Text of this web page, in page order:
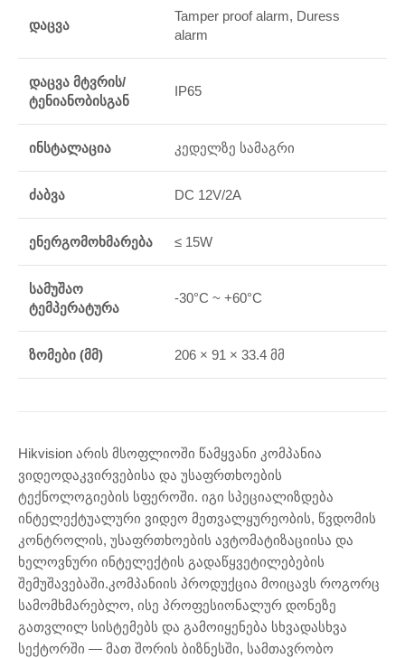
დაცვა
Tamper proof alarm, Duress
alarm
დაცვა მტვრის/
ტენიანობისგან
IP65
ინსტალაცია კედელზე სამაგრი
ძაბვა DC 12V/2A
ენერგომოხმარება ≤ 15W
სამუშაო
ტემპერატურა
-30°C ~ +60°C
ზომები (მმ) 206 × 91 × 33.4 მმ
Hikvision არის მსოფლიოში წამყვანი კომპანია
ვიდეოდაკვირვებისა და უსაფრთხოების
ტექნოლოგიების სფეროში. იგი სპეციალიზდება
ინტელექტუალური ვიდეო მეთვალყურეობის, წვდომის
კონტროლის, უსაფრთხოების ავტომატიზაციისა და
ხელოვნური ინტელექტის გადაწყვეტილებების
შემუშავებაში.კომპანიის პროდუქცია მოიცავს როგორც
სამომხმარებლო, ისე პროფესიონალურ დონეზე
გათვლილ სისტემებს და გამოიყენება სხვადასხვა
სექტორში — მათ შორის ბიზნესში, სამთავრობო